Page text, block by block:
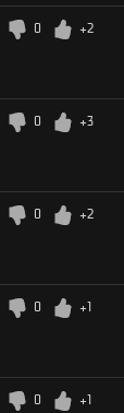
+2
0
+3
0
+2
0
+1
0
+1
0